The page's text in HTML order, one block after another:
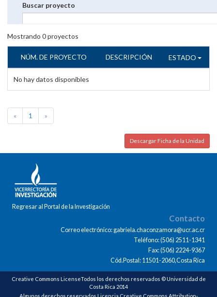
Buscar proyecto
Mostrando 0proyectos
NÚM. DE PROYECTO DESCRIPCIÓN ESTADO
No hay datos disponibles
« 1 »
Descargar Ficha de la Unidad
Regresar al Portal de la Investigación
Contacto
Correo electrónico: gabriela.chaconzamora@ucr.ac.cr
Teléfono: (506) 2511-1341
Fax: (506) 2224-9367
Cód.Postal: 11501-2060,Costa Rica
Creative Commons LicenseTodos los derechos reservados © Universidad de
Costa Rica 2014